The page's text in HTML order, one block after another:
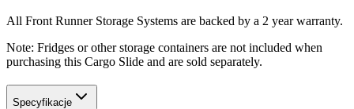
All Front Runner Storage Systems are backed by a 2 year warranty.
Note: Fridges or other storage containers are not included when
purchasing this Cargo Slide and are sold separately.
Specyfikacje